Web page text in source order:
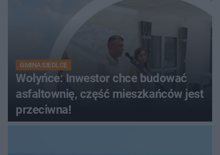
GMINA SIEDLCE
Wołyńce: Inwestor chce budować
asfaltownię, część mieszkańców jest
przeciwna!